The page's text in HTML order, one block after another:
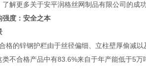
了解更多关于安平润格丝网制品有限公司的成
强度：安全之本
格的锌钢护栏由于丝径偏细、立柱壁厚偷减
类不合格产品中有83.6%来自于年产能低于5万